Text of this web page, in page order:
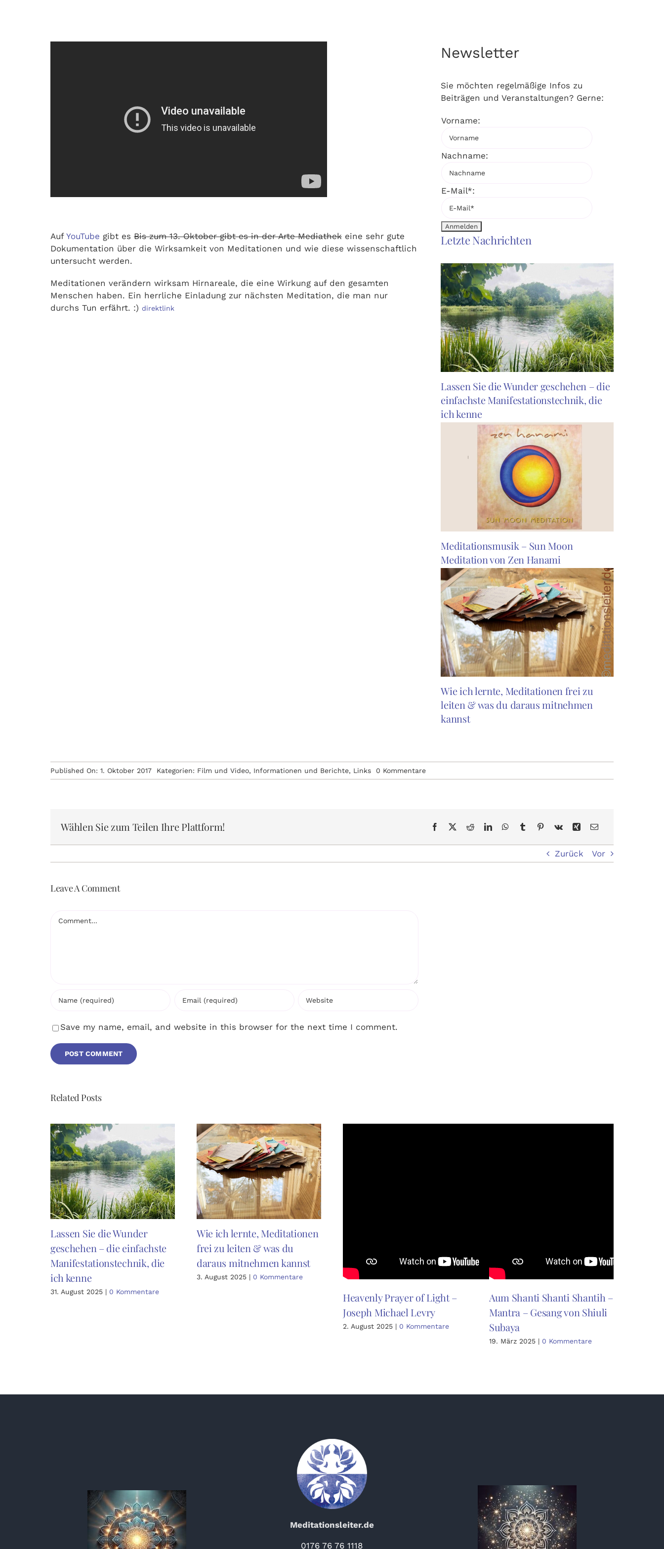
Auf YouTube gibt es Bis zum 13. Oktober gibt es in der Arte Mediathekeine sehr gute
Dokumentation über die Wirksamkeit von Meditationen und wie diese wissenschaftlich
untersucht werden.
Meditationen verändern wirksam Hirnareale, die eine Wirkung auf den gesamten
Menschen haben. Ein herrliche Einladung zur nächsten Meditation, die man nur
durchs Tun erfährt. :) direktlink
Newsletter
Sie möchten regelmäßige Infos zu
Beiträgen und Veranstaltungen? Gerne:
Vorname:
Nachname:
E-Mail*:
Letzte Nachrichten
Lassen Sie die Wunder geschehen – die
einfachste Manifestationstechnik, die
ich kenne
Meditationsmusik – Sun Moon
Meditation von Zen Hanami
Wie ich lernte, Meditationen frei zu
leiten & was du daraus mitnehmen
kannst
Published On: 1. Oktober 2017 Kategorien: Film und Video, Informationen und Berichte, Links 0 Kommentareon
Doku:
Wählen Sie zum Teilen Ihre Plattform!
Zurück Vor
Leave A Comment
Comment
Save my name, email, and website in this browser for the next time I comment.
Related Posts
Lassen Sie die Wunder
geschehen – die einfachste
Manifestationstechnik, die
ich kenne
31. August 2025 | 0 Kommentare
Wie ich lernte, Meditationen
frei zu leiten & was du
daraus mitnehmen kannst
3. August 2025 | 0 Kommentare
Heavenly Prayer of Light –
Joseph Michael Levry
2. August 2025 | 0 Kommentare
Aum Shanti Shanti Shantih –
Mantra – Gesang von Shiuli
Subaya
19. März 2025 | 0 Kommentare
Meditationsleiter.de
0176 76 76 1118